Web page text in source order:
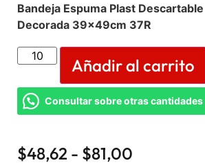
Bandeja Espuma Plast Descartable
Decorada 39x49cm 37R
Añadir al carrito
Consultar sobre otras cantidades
$48,62 - $81,00